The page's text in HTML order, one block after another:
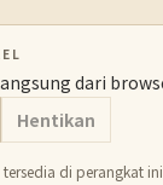
dari
Hentikan
di perangkat